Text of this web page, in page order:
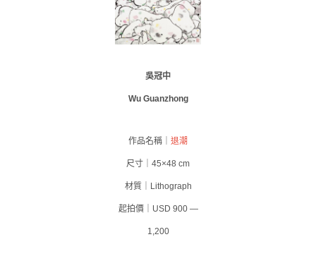
吳冠中
Wu Guanzhong
作品名稱｜ 退潮
尺寸｜45×48 cm
材質｜Lithograph
起拍價｜USD 900 —
1,200